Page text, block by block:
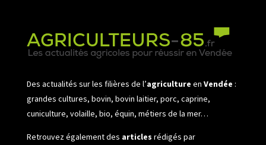
Des actualités sur les filières de l’agriculture en Vendée :
grandes cultures, bovin, bovin laitier, porc, caprine,
cuniculture, volaille, bio, équin, métiers de la mer…
Retrouvez également des articles rédigés par